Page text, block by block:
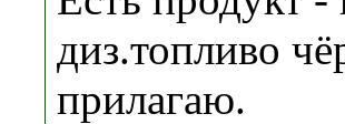
диз.топливо
прилагаю.